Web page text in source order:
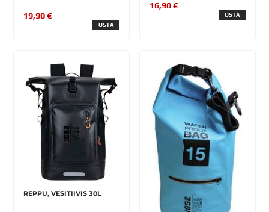
19,90 €
OSTA
16,90 €
OSTA
REPPU, VESITIIVIS 30L